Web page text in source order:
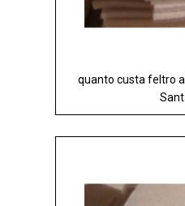
quanto custa feltro